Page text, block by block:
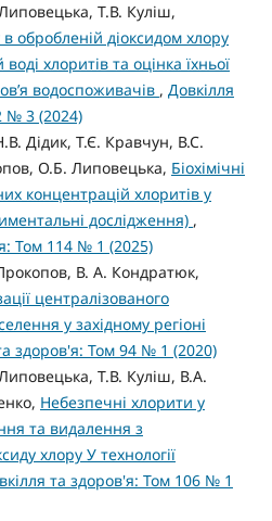
Т.В. Куліш,
обробленій діоксидом хлору
хлоритів та оцінка їхньої
водоспоживачів , Довкілля
№ 3 (2024)
Дідик, Т.Є. Кравчун, В.С.
О.Б. Липовецька, Біохімічні
концентрацій хлоритів у
дослідження) ,
Том 114 № 1 (2025)
В. А. Кондратюк,
централізованого
у західному регіоні
здоров'я: Том 94 № 1 (2020)
Т.В. Куліш, В.А.
Небезпечні хлорити у
та видалення з
хлору У технології
та здоров'я: Том 106 № 1